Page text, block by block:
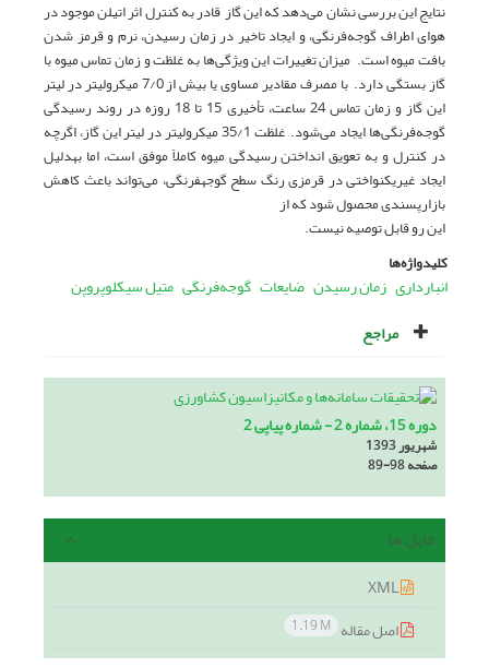
نتایج این بررسی نشان می‌دهد که این گاز قادر به کنترل اثر اتیلن موجود در
هوای اطراف گوجه‌فرنگی، و ایجاد تاخیر در زمان رسیدن، نرم و قرمز شدن
بافت میوه است. میزان تغییرات این ویژگی‌ها به غلظت و زمان تماس میوه با
گاز بستگی دارد. با مصرف مقادیر مساوی یا بیش از 7/0 میکرولیتر در لیتر
این گاز و زمان تماس 24 ساعت، تأخیری 15 تا 18 روزه‌ در روند رسیدگی
گوجه‌فرنگی‌ها ایجاد می‌شود. غلظت 35/1 میکرولیتر در لیتر این گاز، اگرچه
در کنترل و به تعویق انداختن رسیدگی میوه کاملاً موفق است، اما به­­دلیل
ایجاد غیریکنواختی در قرمزی رنگ سطح گوجه­فرنگی، می‌تواند باعث کاهش
بازارپسندی محصول شود که از
این رو قابل توصیه نیست.
کلیدواژه‌ها
انبارداری زمان رسیدن ضایعات گوجه‌فرنگی متیل سیکلوپروپن
مراجع
دوره 15، شماره 2 - شماره پیاپی 2
شهریور 1393
صفحه89-98
فایل ها
اصل مقاله 1.19 M